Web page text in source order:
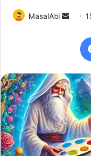
MasalAbi
Bir
posta